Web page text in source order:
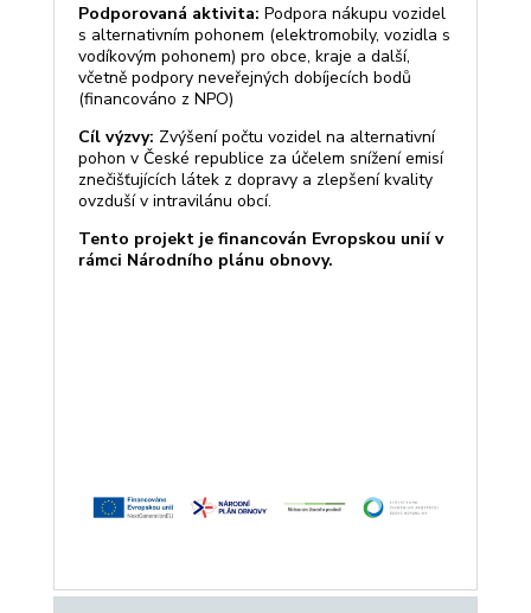
Podporovaná aktivita: Podpora nákupu vozidel
s alternativním pohonem (elektromobily, vozidla s
vodíkovým pohonem) pro obce, kraje a další,
včetně podpory neveřejných dobíjecích bodů
(financováno z NPO)
Cíl výzvy: Zvýšení počtu vozidel na alternativní
pohon v České republice za účelem snížení emisí
znečišťujících látek z dopravy a zlepšení kvality
ovzduší v intravilánu obcí.
Tento projekt je financován Evropskou unií v
rámci Národního plánu obnovy.